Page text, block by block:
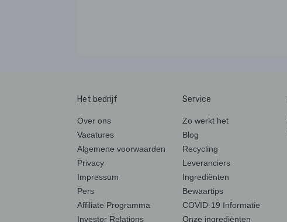
Het bedrijf
Over ons
Vacatures
Algemene voorwaarden
Privacy
Impressum
Pers
Affiliate Programma
Investor Relations
Service
Zo werkt het
Blog
Recycling
Leveranciers
Ingrediënten
Bewaartips
COVID-19 Informatie
Onze ingrediënten